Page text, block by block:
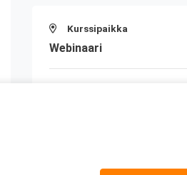
Kurssipaikka
Webinaari